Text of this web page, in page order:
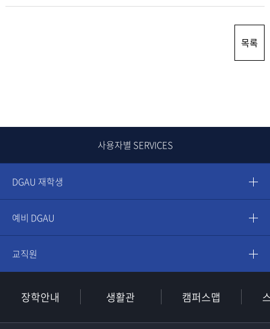
목록
사용자별 SERVICES
DGAU 재학생
예비 DGAU
교직원
장학안내 생활관 캠퍼스맵